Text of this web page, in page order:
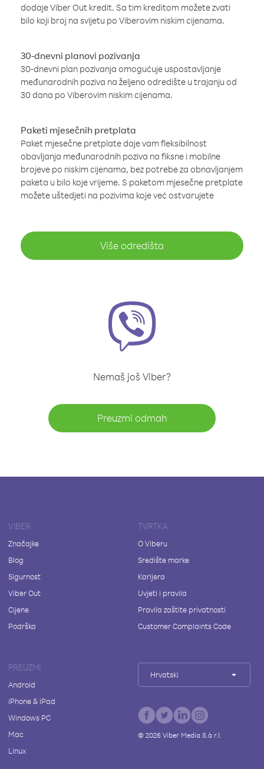
dodaje Viber Out kredit. Sa tim kreditom možete zvati
bilo koji broj na svijetu po Viberovim niskim cijenama.
30-dnevni planovi pozivanja
30-dnevni plan pozivanja omogućuje uspostavljanje
međunarodnih poziva na željeno odredište u trajanju od
30 dana po Viberovim niskim cijenama.
Paketi mjesečnih pretplata
Paket mjesečne pretplate daje vam fleksibilnost
obavljanja međunarodnih poziva na fiksne i mobilne
brojeve po niskim cijenama, bez potrebe za obnavljanjem
paketa u bilo koje vrijeme. S paketom mjesečne pretplate
možete uštedjeti na pozivima koje već ostvarujete
Više odredišta
Nemaš još Viber?
Preuzmi odmah
VIBER
Značajke
Blog
Sigurnost
Viber Out
Cijene
Podrška
TVRTKA
O Viberu
Središte marke
Karijera
Uvjeti i pravila
Pravila zaštite privatnosti
Customer Complaints Code
PREUZMI
Android
iPhone & iPad
Windows PC
Mac
Linux
Hrvatski
© 2026Viber Media S.à r.l.